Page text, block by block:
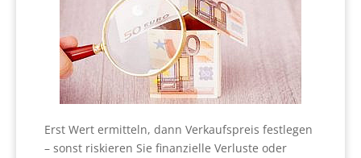
Erst Wert ermitteln, dann Verkaufspreis festlegen
– sonst riskieren Sie finanzielle Verluste oder